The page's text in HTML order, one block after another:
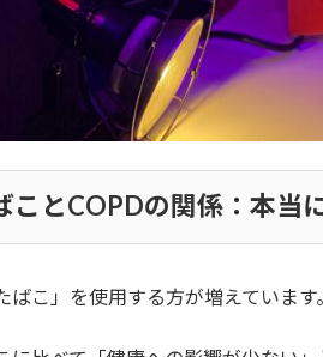
ことCOPDの関係：本当
ばこ」を使用する方が増えています。